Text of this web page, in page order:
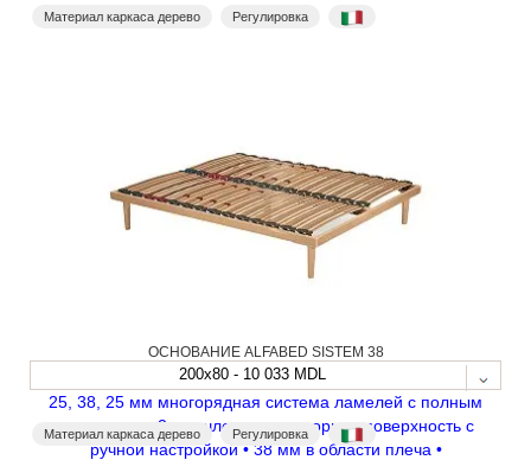
Материал каркаса дерево Регулировка
ОСНОВАНИЕ ALFABED SISTEM 38
200x80 - 10 033 MDL
25, 38, 25 мм многорядная система ламелей с полным
покрытием • 2-х сочлененная опорная поверхность с
ручной настройкой • 38 мм в области плеча •
Материал каркаса дерево Регулировка